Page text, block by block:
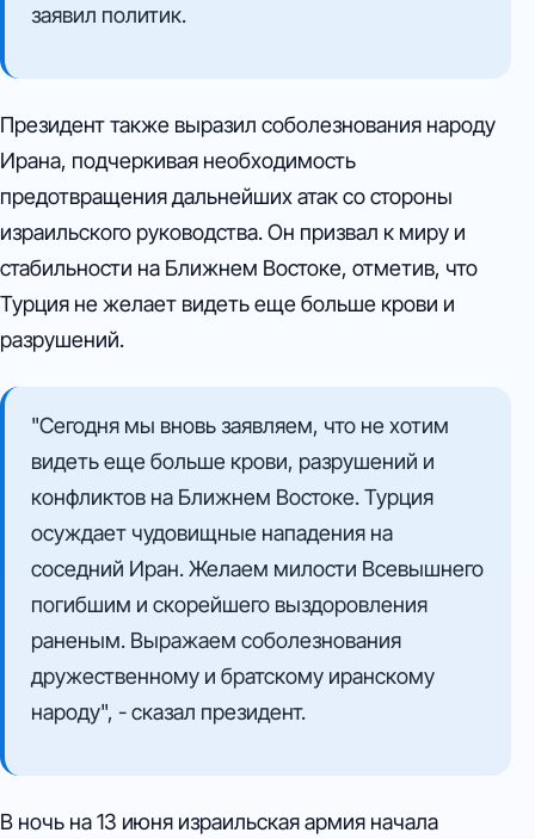
заявил политик.
Президент также выразил соболезнования народу
Ирана, подчеркивая необходимость
предотвращения дальнейших атак со стороны
израильского руководства. Он призвал к миру и
стабильности на Ближнем Востоке, отметив, что
Турция не желает видеть еще больше крови и
разрушений.
"Сегодня мы вновь заявляем, что не хотим
видеть еще больше крови, разрушений и
конфликтов на Ближнем Востоке. Турция
осуждает чудовищные нападения на
соседний Иран. Желаем милости Всевышнего
погибшим и скорейшего выздоровления
раненым. Выражаем соболезнования
дружественному и братскому иранскому
народу", - сказал президент.
В ночь на 13 июня израильская армия начала